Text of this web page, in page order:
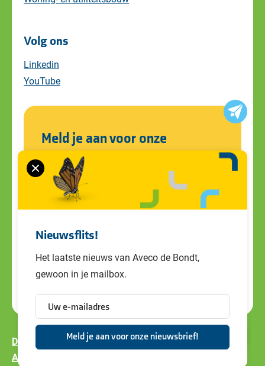
Nieuwsflits!
Het laatste nieuws van Aveco de Bondt,
gewoon in je mailbox.
Volg ons
Linkedin
YouTube
Meld je aan voor onze
nieuwsbrief
Blijf op de hoogte van alle ontwikkelingen
en ons laatste nieuws. Schrijf je in voor de
Disclaimer Privacy policy
Cookiebeleid
Algemene voorwaarden